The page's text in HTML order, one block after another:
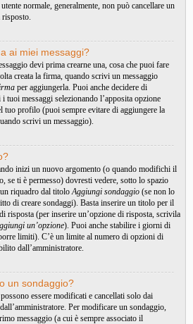
normale, generalmente, non può cancellare un
risposto.
ai miei messaggi?
devi prima crearne una, cosa che puoi fare
creata la firma, quando scrivi un messaggio
per aggiungerla. Puoi anche decidere di
tuoi messaggi selezionando l’apposita opzione
tuo profilo (puoi sempre evitare di aggiungere la
scrivi un messaggio).
inizi un nuovo argomento (o quando modifichi il
se ti è permesso) dovresti vedere, sotto lo spazio
un riquadro dal titoloAggiungi sondaggio (se non lo
di creare sondaggi). Basta inserire un titolo per il
risposta (per inserire un’opzione di risposta, scrivila
un’opzione). Puoi anche stabilire i giorni di
limiti). C’è un limite al numero di opzioni di
dall’amministratore.
un sondaggio?
essere modificati e cancellati solo dai
Per modificare un sondaggio,
messaggio (a cui è sempre associato il